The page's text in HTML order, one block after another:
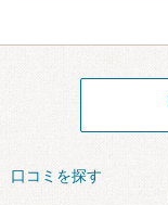
口コミを探す